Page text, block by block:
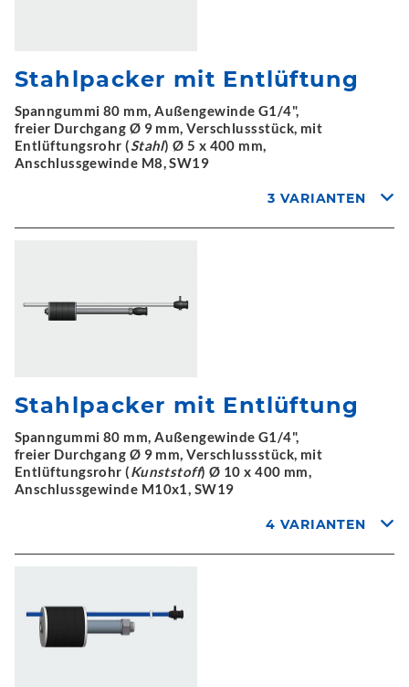
Stahlpacker mit Entlüftung
Spanngummi 80 mm, Außengewinde G1/4",
freier Durchgang Ø 9 mm, Verschlussstück, mit
Entlüftungsrohr (Stahl) Ø 5 x 400 mm,
Anschlussgewinde M8, SW19
3 VARIANTEN
Stahlpacker mit Entlüftung
Spanngummi 80 mm, Außengewinde G1/4",
freier Durchgang Ø 9 mm, Verschlussstück, mit
Entlüftungsrohr (Kunststoff) Ø 10 x 400 mm,
Anschlussgewinde M10x1, SW19
4 VARIANTEN